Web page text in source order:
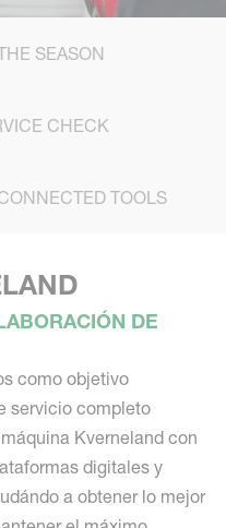
SEASON
CHECK
TOOLS
DE
como objetivo
servicio completo
Kverneland con
digitales y
a obtener lo mejor